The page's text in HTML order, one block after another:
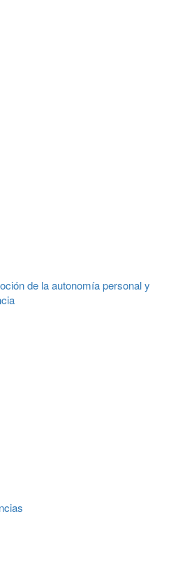
de la autonomía personal y